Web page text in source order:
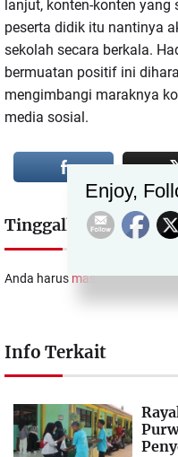
lanjut, konten-konten
peserta didik itu nantinya
sekolah secara berkala.
bermuatan positif ini
mengimbangi maraknya
media sosial.
Tinggalkan Balasan
Anda harus masukuntuk
Info Terkait
Enjoy,